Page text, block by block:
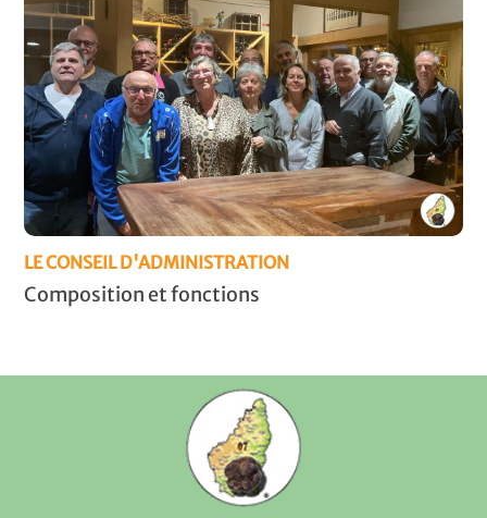
LE CONSEIL D'ADMINISTRATION
Composition et fonctions